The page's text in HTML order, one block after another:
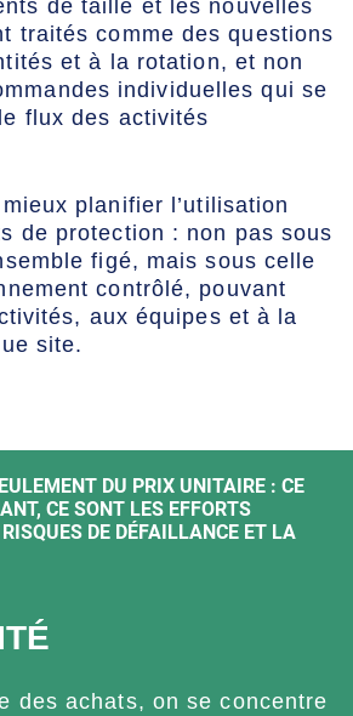
de taille et les nouvelles
traités comme des questions
et à la rotation, et non
individuelles qui se
flux des activités
planifier l’utilisation
de protection : non pas sous
figé, mais sous celle
contrôlé, pouvant
aux équipes et à la
site.
DU PRIX UNITAIRE : CE
CE SONT LES EFFORTS
DE DÉFAILLANCE ET LA
des achats, on se concentre